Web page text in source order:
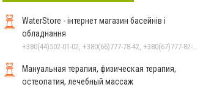
WaterStore - інтернет магазин басейнів і
обладнання
Мануальная терапия, физическая терапия,
остеопатия, лечебный массаж